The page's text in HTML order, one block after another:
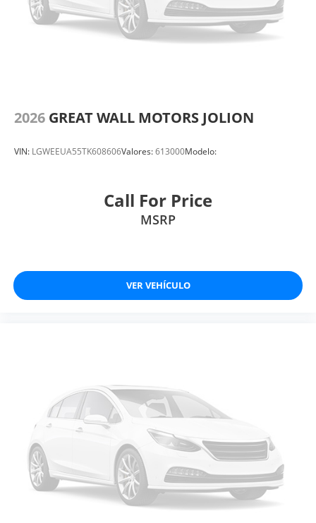
2026 GREAT WALL MOTORS JOLION
VIN: LGWEEUA55TK608606Valores:613000Modelo:
Call For Price
MSRP
VER VEHÍCULO